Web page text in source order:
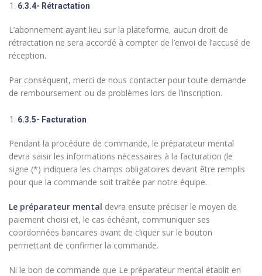
6.3.4- Rétractation
L’abonnement ayant lieu sur la plateforme, aucun droit de
rétractation ne sera accordé à compter de l’envoi de l’accusé de
réception.
Par conséquent, merci de nous contacter pour toute demande
de remboursement ou de problèmes lors de l’inscription.
6.3.5- Facturation
Pendant la procédure de commande, le préparateur mental
devra saisir les informations nécessaires à la facturation (le
signe (*) indiquera les champs obligatoires devant être remplis
pour que la commande soit traitée par notre équipe.
Le préparateur mental devra ensuite préciser le moyen de
paiement choisi et, le cas échéant, communiquer ses
coordonnées bancaires avant de cliquer sur le bouton
permettant de confirmer la commande.
Ni le bon de commande que Le préparateur mental établit en